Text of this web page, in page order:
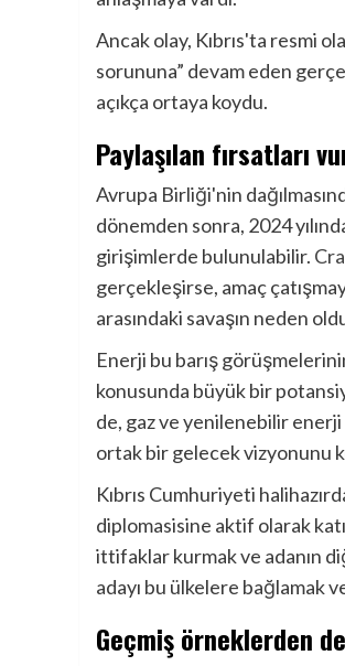
Ancak olay, Kıbrıs'ta resmi
sorununa” devam eden
açıkça ortaya koydu.
Paylaşılan fırsatları
Avrupa Birliği'nin
dönemden sonra, 2024
girişimlerde bulunulabilir.
gerçekleşirse, amaç
arasındaki savaşın neden
Enerji bu barış
konusunda büyük bir
de, gaz ve yenilenebilir enerji
ortak bir gelecek vizyonunu
Kıbrıs Cumhuriyeti
diplomasisine aktif olarak
ittifaklar kurmak ve adanın
adayı bu ülkelere bağlamak
Geçmiş örneklerden